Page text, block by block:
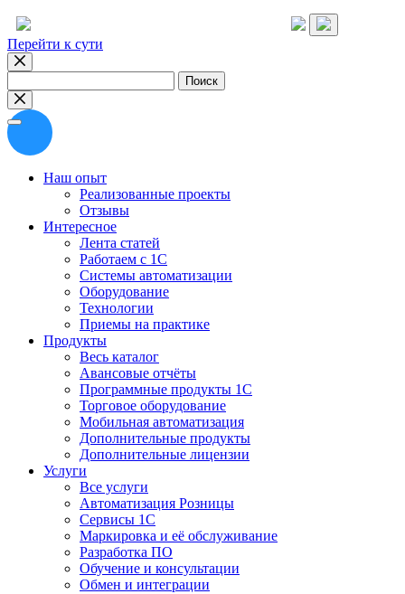
Перейти к сути
Наш опыт
Реализованные проекты
Отзывы
Интересное
Лента статей
Работаем с 1С
Системы автоматизации
Оборудование
Технологии
Приемы на практике
Продукты
Весь каталог
Авансовые отчёты
Программные продукты 1С
Торговое оборудование
Мобильная автоматизация
Дополнительные продукты
Дополнительные лицензии
Услуги
Все услуги
Автоматизация Розницы
Сервисы 1С
Маркировка и её обслуживание
Разработка ПО
Обучение и консультации
Обмен и интеграции